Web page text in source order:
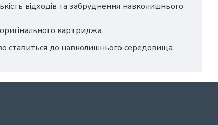
відходів та забруднення навколишнього
картриджа.
ставиться до навколишнього середовища.